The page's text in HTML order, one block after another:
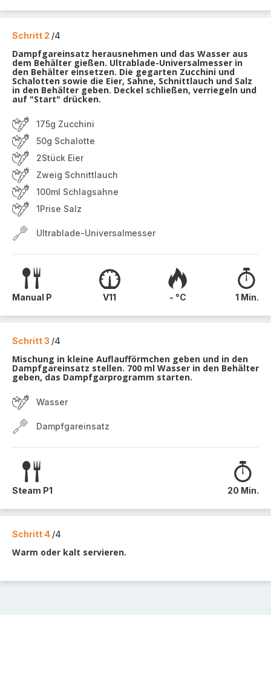
Schritt 2 /4
Dampfgareinsatz herausnehmen und das Wasser aus
dem Behälter gießen. Ultrablade-Universalmesser in
den Behälter einsetzen. Die gegarten Zucchini und
Schalotten sowie die Eier, Sahne, Schnittlauch und Salz
in den Behälter geben. Deckel schließen, verriegeln und
auf "Start" drücken.
175g Zucchini
50g Schalotte
2Stück Eier
Zweig Schnittlauch
100ml Schlagsahne
1Prise Salz
Ultrablade-Universalmesser
Manual P V11 - °C 1 Min.
Schritt 3 /4
Mischung in kleine Auflaufförmchen geben und in den
Dampfgareinsatz stellen. 700 ml Wasser in den Behälter
geben, das Dampfgarprogramm starten.
Wasser
Dampfgareinsatz
Steam P1 20 Min.
Schritt 4 /4
Warm oder kalt servieren.